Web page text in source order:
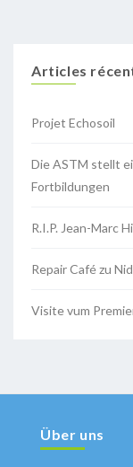
Articles
Projet Echosoil
Die ASTM stellt
Fortbildungen
R.I.P. Jean-Marc
Repair Café zu
Visite vum
Über uns